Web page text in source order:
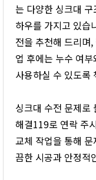
는 다양한 싱크대
하우를 가지고 있습
전을 추천해 드리며
업 후에는 누수 여
사용하실 수 있도록
싱크대 수전 문제로
해결119로 연락 주
교체 작업을 통해
끔한 시공과 안정적